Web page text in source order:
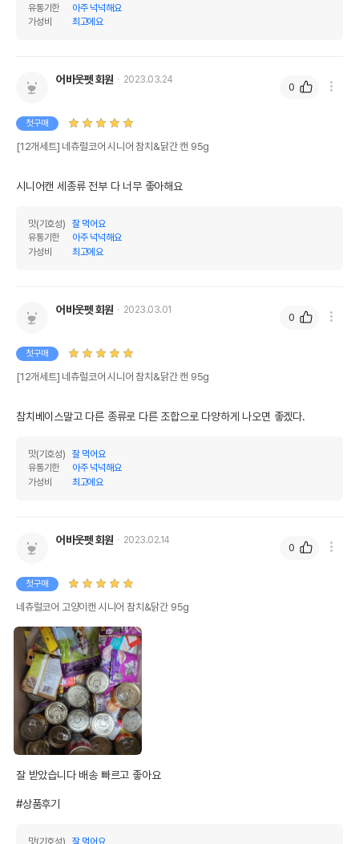
영양정보
조단백질 9%
조섬유질
칼슘 0% 0.01%
인
오메가3
수분 88%
기타성분
상세 정보
원료구성 참치,닭간,그레이비
제품 타입 캔
권장 연령 7세 이상
* 해당 정보는 브랜드사 사정에 의해 일부 변경될 수 있습니다.
유통기한
아주 넉넉해요
가성비
최고에요
어바웃펫 회원 2023.03.24
첫구매
[12개세트] 네츄럴코어 시니어 참치&닭간 캔 95g
시니어캔 세종류 전부 다 너무 좋아해요
맛(기호성)
잘 먹어요
유통기한
아주 넉넉해요
가성비
최고에요
0
어바웃펫 회원 2023.03.01
첫구매
[12개세트] 네츄럴코어 시니어 참치&닭간 캔 95g
참치베이스말고 다른 종류로 다른 조합으로 다양하게 나오면 좋겠다.
맛(기호성)
잘 먹어요
유통기한
아주 넉넉해요
가성비
최고에요
0
어바웃펫 회원 2023.02.14
첫구매
네츄럴코어 고양이캔 시니어 참치&닭간 95g
잘 받았습니다 배송 빠르고 좋아요
#상품후기
맛(기호성) 잘 먹어요
0